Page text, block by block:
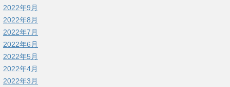
2022年9月
2022年8月
2022年7月
2022年6月
2022年5月
2022年4月
2022年3月